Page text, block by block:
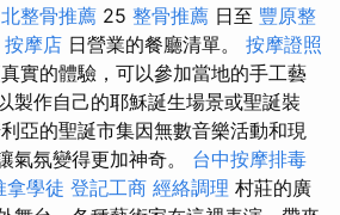
整骨推薦 25 整骨推薦 日至 豐原整
按摩店 日營業的餐廳清單。 按摩證照
實的體驗，可以參加當地的手工藝
製作自己的耶穌誕生場景或聖誕裝
亞的聖誕市集因無數音樂活動和現
氣氛變得更加神奇。 台中按摩排毒
拿學徒 登記工商 經絡調理 村莊的廣